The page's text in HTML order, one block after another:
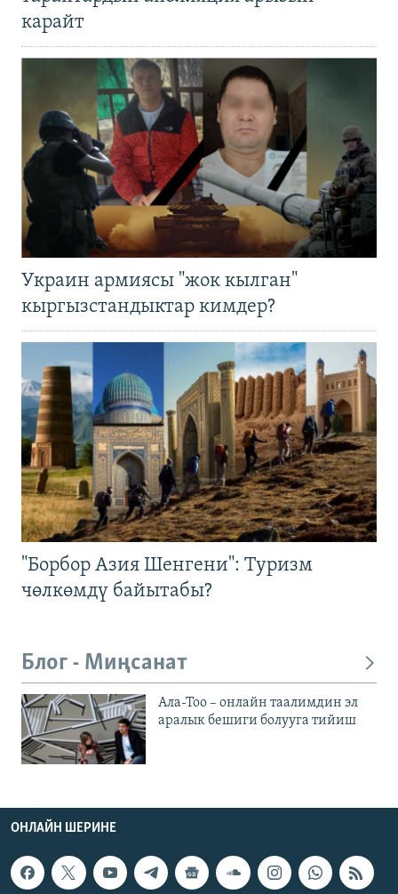
карайт
Украин армиясы "жок кылган"
кыргызстандыктар кимдер?
"Борбор Азия Шенгени": Туризм
чөлкөмдү байытабы?
Блог - Миңсанат
Ала-Тоо – онлайн таалимдин эл
аралык бешиги болууга тийиш
ОНЛАЙН ШЕРИНЕ